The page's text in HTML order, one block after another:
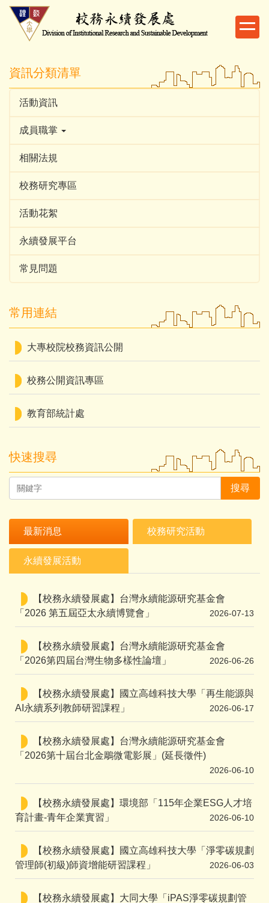
跳
內
容
資訊分類清單
活動資訊
成員職掌
相關法規
校務研究專區
活動花絮
永續發展平台
常見問題
常用連結
大專校院校務資訊公開
校務公開資訊專區
教育部統計處
快速搜尋
搜尋
最新消息 校務研究活動
永續發展活動
【校務永續發展處】台灣永續能源研究基金會
「2026 第五屆亞太永續博覽會」
2026-07-13
【校務永續發展處】台灣永續能源研究基金會
「2026第四屆台灣生物多樣性論壇」
2026-06-26
【校務永續發展處】國立高雄科技大學「再生能源與
AI永續系列教師研習課程」
2026-06-17
【校務永續發展處】台灣永續能源研究基金會
「2026第十屆台北金鵰微電影展」(延長徵件)
2026-06-10
【校務永續發展處】環境部「115年企業ESG人才培
育計畫-青年企業實習」
2026-06-10
【校務永續發展處】國立高雄科技大學「淨零碳規劃
管理師(初級)師資增能研習課程」
2026-06-03
【校務永續發展處】大同大學「iPAS淨零碳規劃管